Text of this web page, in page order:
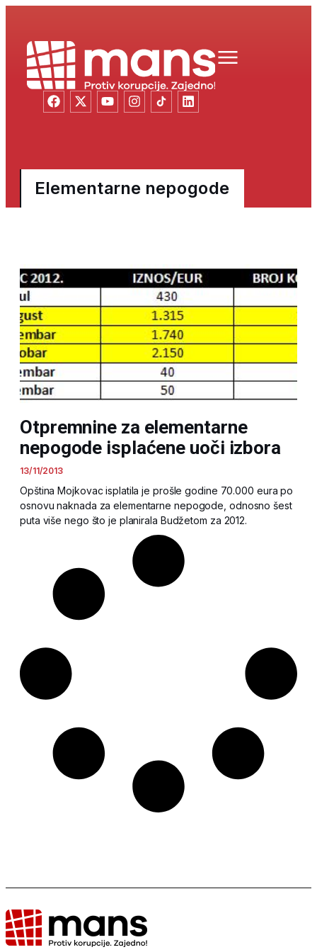
Elementarne nepogode
Otpremnine za elementarne
nepogode isplaćene uoči izbora
13/11/2013
Opština Mojkovac isplatila je prošle godine 70.000 eura po
osnovu naknada za elementarne nepogode, odnosno šest
puta više nego što je planirala Budžetom za 2012.